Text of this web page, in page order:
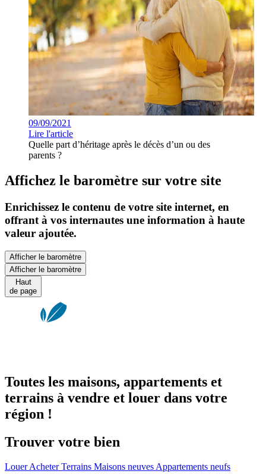
09/09/2021
Lire l'article
Quelle part d’héritage après le décès d’un ou des
parents ?
Affichez le baromètre sur votre site
Enrichissez le contenu de votre site internet, en
offrant à vos internautes une information à haute
valeur ajoutée.
Afficher le baromètre
Afficher le baromètre
Haut
de page
Toutes les maisons, appartements et
terrains à vendre et louer dans votre
région !
Trouver votre bien
LouerAcheterTerrains Maisons neuvesAppartements neufs